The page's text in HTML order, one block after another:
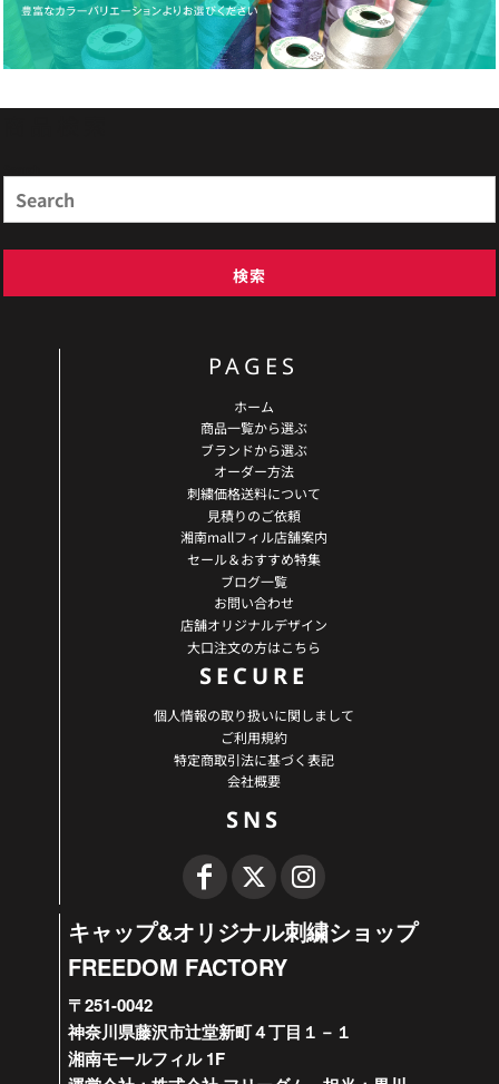
検索
PAGES
ホーム
商品一覧から選ぶ
ブランドから選ぶ
オーダー方法
刺繍価格送料について
見積りのご依頼
湘南mallフィル店舗案内
セール＆おすすめ特集
ブログ一覧
お問い合わせ
店舗オリジナルデザイン
大口注文の方はこちら
SECURE
個人情報の取り扱いに関しまして
ご利用規約
特定商取引法に基づく表記
会社概要
SNS
キャップ&オリジナル刺繍ショップ
FREEDOM FACTORY
〒251-0042
神奈川県藤沢市辻堂新町４丁目１－１
湘南モールフィル 1F